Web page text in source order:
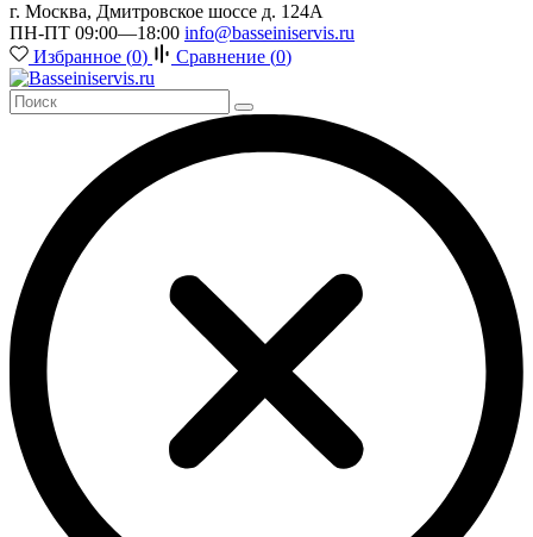
г. Москва, Дмитровское шоссе д. 124А
ПН-ПТ 09:00—18:00 info@basseiniservis.ru
Избранное (0) Сравнение (0)